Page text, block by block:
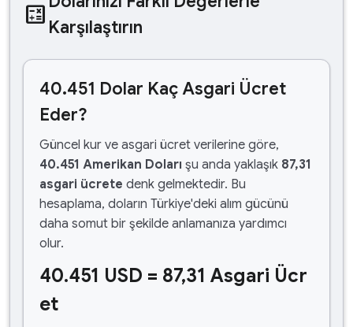
calculate Karşılaştırın
40.451 Dolar Kaç Asgari Ücret
Eder?
Güncel kur ve asgari ücret verilerine göre,
40.451 Amerikan Doları şu anda yaklaşık 87,31
asgari ücrete denk gelmektedir. Bu
hesaplama, doların Türkiye'deki alım gücünü
daha somut bir şekilde anlamanıza yardımcı
olur.
40.451 USD = 87,31 Asgari Ücr
et